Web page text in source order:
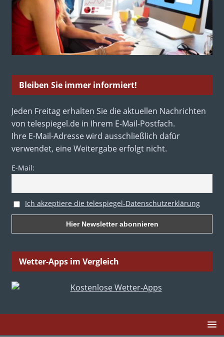
Bleiben Sie immer informiert!
Jeden Freitag erhalten Sie die aktuellen Nachrichten
von telespiegel.de in Ihrem E-Mail-Postfach.
Ihre E-Mail-Adresse wird ausschließlich dafür
verwendet, eine Weitergabe erfolgt nicht.
E-Mail:
Ich akzeptiere die telespiegel-Datenschutzerklärung
Wetter-Apps im Vergleich